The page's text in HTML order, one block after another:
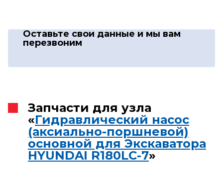
Оставьте свои данные и мы вам
перезвоним
Запчасти для узла
«Гидравлический насос
(аксиально-поршневой)
основной для Экскаватора
HYUNDAI R180LC-7»